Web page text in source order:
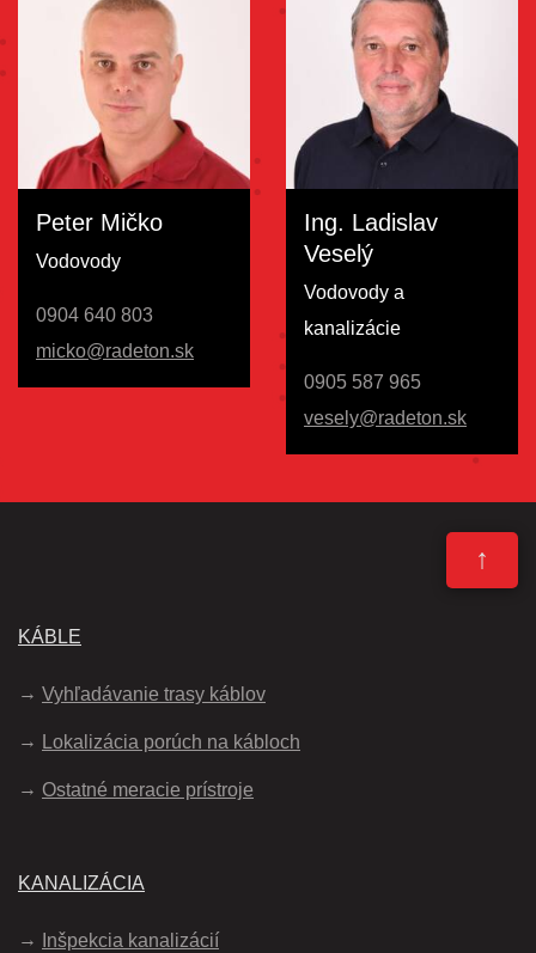
Peter Mičko
Vodovody
0904 640 803
micko@radeton.sk
Ing. Ladislav
Veselý
Vodovody a
kanalizácie
0905 587 965
vesely@radeton.sk
↑
KÁBLE
Vyhľadávanie trasy káblov
Lokalizácia porúch na kábloch
Ostatné meracie prístroje
KANALIZÁCIA
Inšpekcia kanalizácií